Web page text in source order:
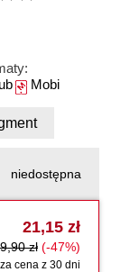
Mobi
niedostępna
21,15 zł
zł (-47%)
cena z 30 dni